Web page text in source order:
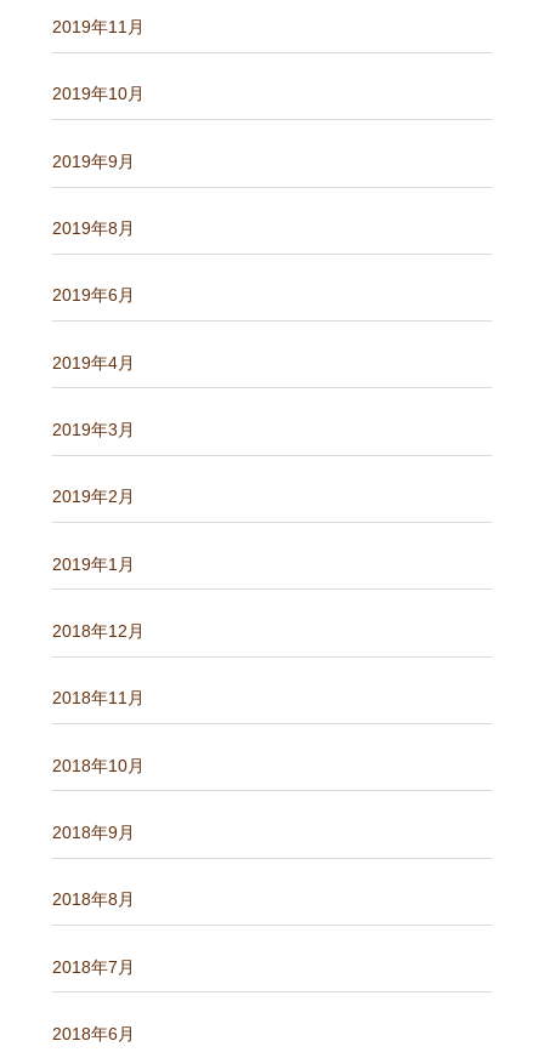
2019年11月
2019年10月
2019年9月
2019年8月
2019年6月
2019年4月
2019年3月
2019年2月
2019年1月
2018年12月
2018年11月
2018年10月
2018年9月
2018年8月
2018年7月
2018年6月